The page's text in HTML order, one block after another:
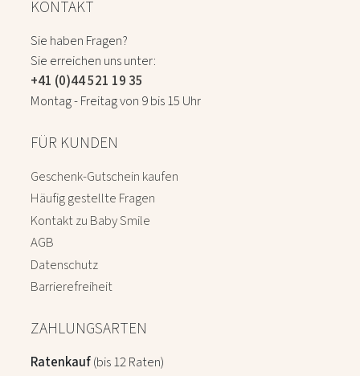
KONTAKT
Sie haben Fragen?
Sie erreichen uns unter:
+41 (0)44 521 19 35
Montag - Freitag von 9 bis 15 Uhr
FÜR KUNDEN
Geschenk-Gutschein kaufen
Häufig gestellte Fragen
Kontakt zu Baby Smile
AGB
Datenschutz
Barrierefreiheit
ZAHLUNGSARTEN
Ratenkauf(bis 12 Raten)